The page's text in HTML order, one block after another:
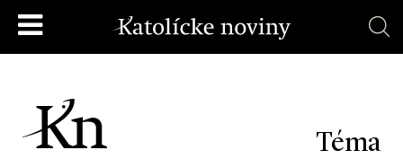
Téma